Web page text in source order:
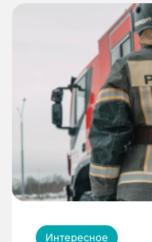
Интересное